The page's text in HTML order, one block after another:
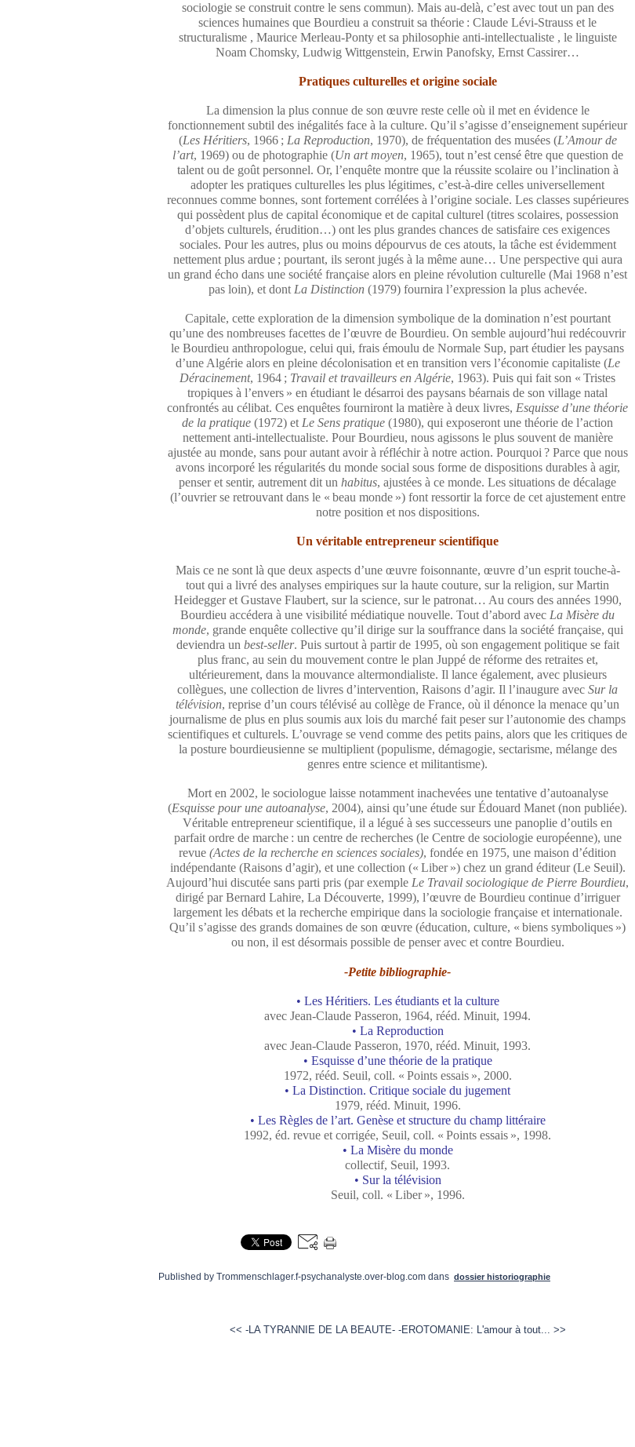
sociologie se construit contre le sens commun). Mais au-delà, c’est avec tout un pan des
sciences humaines que Bourdieu a construit sa théorie : Claude Lévi-Strauss et le
structuralisme , Maurice Merleau-Ponty et sa philosophie anti-intellectualiste , le linguiste
Noam Chomsky, Ludwig Wittgenstein, Erwin Panofsky, Ernst Cassirer…
Pratiques culturelles et origine sociale
La dimension la plus connue de son œuvre reste celle où il met en évidence le
fonctionnement subtil des inégalités face à la culture. Qu’il s’agisse d’enseignement supérieur
(Les Héritiers, 1966 ; La Reproduction, 1970), de fréquentation des musées (L’Amour de
l’art, 1969) ou de photographie (Un art moyen, 1965), tout n’est censé être que question de
talent ou de goût personnel. Or, l’enquête montre que la réussite scolaire ou l’inclination à
adopter les pratiques culturelles les plus légitimes, c’est-à-dire celles universellement
reconnues comme bonnes, sont fortement corrélées à l’origine sociale. Les classes supérieures
qui possèdent plus de capital économique et de capital culturel (titres scolaires, possession
d’objets culturels, érudition…) ont les plus grandes chances de satisfaire ces exigences
sociales. Pour les autres, plus ou moins dépourvus de ces atouts, la tâche est évidemment
nettement plus ardue ; pourtant, ils seront jugés à la même aune… Une perspective qui aura
un grand écho dans une société française alors en pleine révolution culturelle (Mai 1968 n’est
pas loin), et dont La Distinction(1979) fournira l’expression la plus achevée.
Capitale, cette exploration de la dimension symbolique de la domination n’est pourtant
qu’une des nombreuses facettes de l’œuvre de Bourdieu. On semble aujourd’hui redécouvrir
le Bourdieu anthropologue, celui qui, frais émoulu de Normale Sup, part étudier les paysans
d’une Algérie alors en pleine décolonisation et en transition vers l’économie capitaliste (Le
Déracinement, 1964 ; Travail et travailleurs en Algérie, 1963). Puis qui fait son « Tristes
tropiques à l’envers » en étudiant le désarroi des paysans béarnais de son village natal
confrontés au célibat. Ces enquêtes fourniront la matière à deux livres, Esquisse d’une théorie
de la pratique (1972) et Le Sens pratique (1980), qui exposeront une théorie de l’action
nettement anti-intellectualiste. Pour Bourdieu, nous agissons le plus souvent de manière
ajustée au monde, sans pour autant avoir à réfléchir à notre action. Pourquoi ? Parce que nous
avons incorporé les régularités du monde social sous forme de dispositions durables à agir,
penser et sentir, autrement dit un habitus, ajustées à ce monde. Les situations de décalage
(l’ouvrier se retrouvant dans le « beau monde ») font ressortir la force de cet ajustement entre
notre position et nos dispositions.
Un véritable entrepreneur scientifique
Mais ce ne sont là que deux aspects d’une œuvre foisonnante, œuvre d’un esprit touche-à-
tout qui a livré des analyses empiriques sur la haute couture, sur la religion, sur Martin
Heidegger et Gustave Flaubert, sur la science, sur le patronat… Au cours des années 1990,
Bourdieu accédera à une visibilité médiatique nouvelle. Tout d’abord avec La Misère du
monde, grande enquête collective qu’il dirige sur la souffrance dans la société française, qui
deviendra un best-seller. Puis surtout à partir de 1995, où son engagement politique se fait
plus franc, au sein du mouvement contre le plan Juppé de réforme des retraites et,
ultérieurement, dans la mouvance altermondialiste. Il lance également, avec plusieurs
collègues, une collection de livres d’intervention, Raisons d’agir. Il l’inaugure avec Sur la
télévision, reprise d’un cours télévisé au collège de France, où il dénonce la menace qu’un
journalisme de plus en plus soumis aux lois du marché fait peser sur l’autonomie des champs
scientifiques et culturels. L’ouvrage se vend comme des petits pains, alors que les critiques de
la posture bourdieusienne se multiplient (populisme, démagogie, sectarisme, mélange des
genres entre science et militantisme).
Mort en 2002, le sociologue laisse notamment inachevées une tentative d’autoanalyse
(Esquisse pour une autoanalyse, 2004), ainsi qu’une étude sur Édouard Manet (non publiée).
Véritable entrepreneur scientifique, il a légué à ses successeurs une panoplie d’outils en
parfait ordre de marche : un centre de recherches (le Centre de sociologie européenne), une
revue (Actes de la recherche en sciences sociales), fondée en 1975, une maison d’édition
indépendante (Raisons d’agir), et une collection (« Liber ») chez un grand éditeur (Le Seuil).
Aujourd’hui discutée sans parti pris (par exemple Le Travail sociologique de Pierre Bourdieu,
dirigé par Bernard Lahire, La Découverte, 1999), l’œuvre de Bourdieu continue d’irriguer
largement les débats et la recherche empirique dans la sociologie française et internationale.
Qu’il s’agisse des grands domaines de son œuvre (éducation, culture, « biens symboliques »)
ou non, il est désormais possible de penser avec et contre Bourdieu.
-Petite bibliographie-
• Les Héritiers. Les étudiants et la culture
avec Jean-Claude Passeron, 1964, rééd. Minuit, 1994.
• La Reproduction
avec Jean-Claude Passeron, 1970, rééd. Minuit, 1993.
• Esquisse d’une théorie de la pratique
1972, rééd. Seuil, coll. « Points essais », 2000.
• La Distinction. Critique sociale du jugement
1979, rééd. Minuit, 1996.
• Les Règles de l’art. Genèse et structure du champ littéraire
1992, éd. revue et corrigée, Seuil, coll. « Points essais », 1998.
• La Misère du monde
collectif, Seuil, 1993.
• Sur la télévision
Seuil, coll. « Liber », 1996.
Published by Trommenschlager.f-psychanalyste.over-blog.com dans dossier historiographie
<< -LA TYRANNIE DE LA BEAUTE- -EROTOMANIE: L'amour à tout... >>